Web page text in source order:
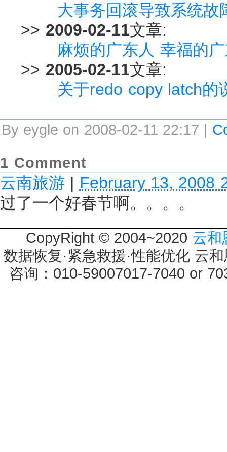
大事务回滚导致系统故
>> 2009-02-11文章:
麻烦的广东人 幸福的
>> 2005-02-11文章:
关于redo copy latch的
By eygle on 2008-02-11 22:17 |
1 Comment
云南旅游 | February 13, 2008
过了一个好春节啊。。。。
CopyRight © 2004~2020 云和
数据恢复·紧急救援·性能优化 云
咨询：010-59007017-7040 or